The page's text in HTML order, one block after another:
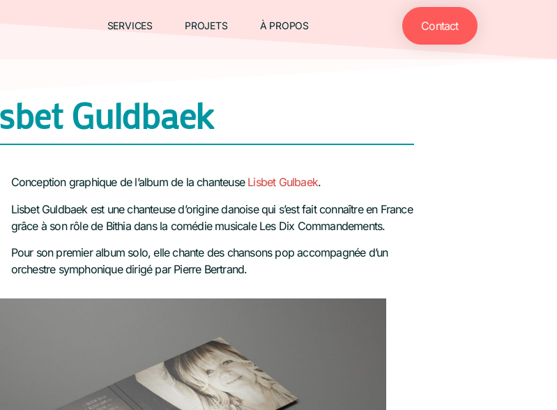
SERVICES PROJETS À PROPOS Contact
Guldbaek
Conception graphique de l’album de la chanteuse Lisbet Gulbaek.
Lisbet Guldbaek est une chanteuse d’origine danoise qui s’est fait connaître en France
grâce à son rôle de Bithia dans la comédie musicale Les Dix Commandements.
Pour son premier album solo, elle chante des chansons pop accompagnée d’un
orchestre symphonique dirigé par Pierre Bertrand.